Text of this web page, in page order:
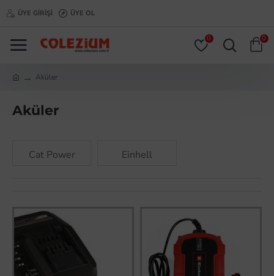
ÜYE GIRIŞI ÜYE OL
0 0
Aküler
Aküler
Cat Power Einhell